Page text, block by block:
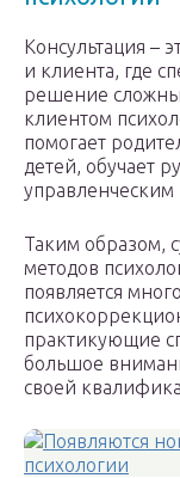
Консультация –
и клиента, где
решение
клиентом
помогает
детей, обучает
Таким образом,
методов
появляется
практикующие
большое
своей